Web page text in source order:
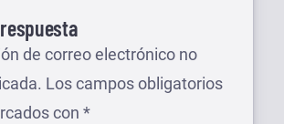
de correo electrónico no
Los campos obligatorios
con *